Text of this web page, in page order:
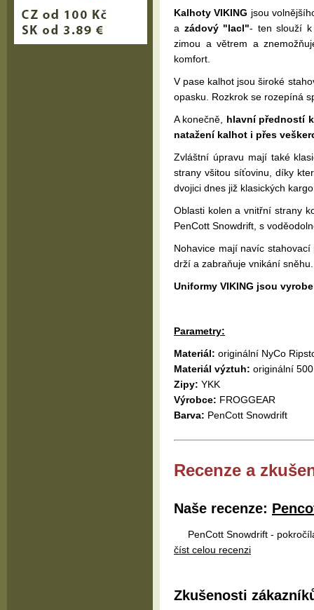
Kalhoty VIKING jsou
a zádový "lacl"- ten slouží k
zimou a větrem a
komfort.
V pase kalhot jsou široké
opasku. Rozkrok se rozepíná
A konečně, hlavní předností
natažení kalhot i přes
Zvláštní úpravu mají také
strany všitou síťovinu, díky
dvojici dnes již klasických
Oblasti kolen a vnitřní strany
PenCott Snowdrift, s
Nohavice mají navíc
drží a zabraňuje vnikání sněhu.
Uniformy VIKING jsou
Parametry:
Materiál: originální NyCo
Materiál výztuh: originální
Zipy: YKK
Výrobce: FROGGEAR
Barva: PenCott Snowdrift
Recenze a
Naše recenze:
PenCott Snowdrift -
číst celou recenzi
Zkušenosti